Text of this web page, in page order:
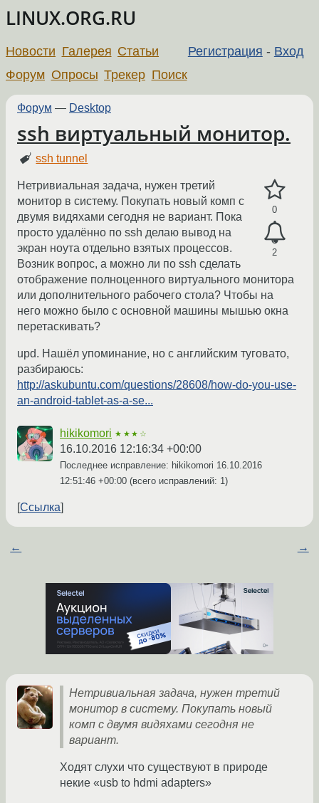
LINUX.ORG.RU
Регистрация - Вход
Новости Галерея Статьи
Форум Опросы Трекер Поиск
Форум — Desktop
ssh виртуальный монитор.
ssh tunnel
0
2
Нетривиальная задача, нужен третий
монитор в систему. Покупать новый комп с
двумя видяхами сегодня не вариант. Пока
просто удалённо по ssh делаю вывод на
экран ноута отдельно взятых процессов.
Возник вопрос, а можно ли по ssh сделать
отображение полноценного виртуального монитора
или дополнительного рабочего стола? Чтобы на
него можно было с основной машины мышью окна
перетаскивать?
upd. Нашёл упоминание, но с английским туговато,
разбираюсь:
http://askubuntu.com/questions/28608/how-do-you-use-
an-android-tablet-as-a-se...
hikikomori ★★★☆
16.10.2016 12:16:34 +00:00
Последнее исправление: hikikomori 16.10.2016
12:51:46 +00:00 (всего исправлений: 1)
Ссылка
← →
Нетривиальная задача, нужен третий
монитор в систему. Покупать новый
комп с двумя видяхами сегодня не
вариант.
Ходят слухи что существуют в природе
некие «usb to hdmi adapters»